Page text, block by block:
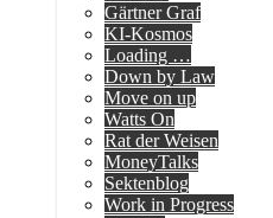
Gärtner Graf
KI-Kosmos
Loading …
Down by Law
Move on up
Watts On
Rat der Weisen
MoneyTalks
Sektenblog
Work in Progress